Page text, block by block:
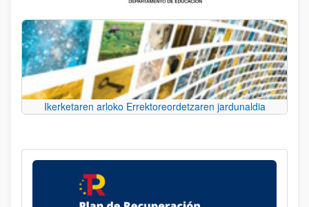
Ikerketaren arloko Errektoreordetzaren jardunaldia